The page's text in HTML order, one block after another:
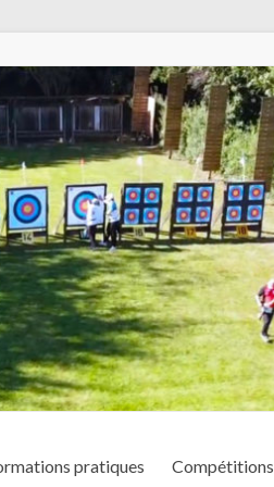
pratiques Compétitions